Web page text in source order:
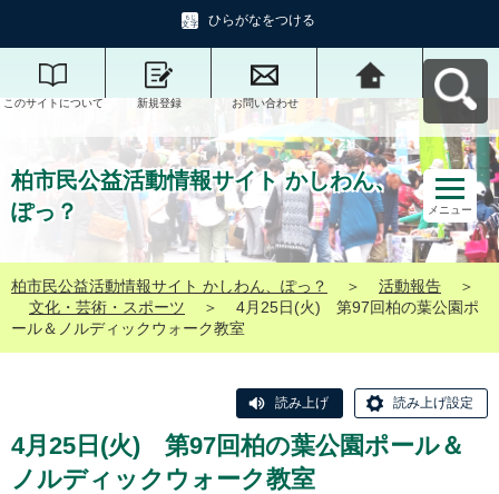
ひらがなをつける
このサイトについて 新規登録 お問い合わせ
柏市民公益活動情報
サイト かしわん、ぽ
っ？へ戻る
柏市民公益活動情報サイト かしわん、
ぽっ？
メニュー
柏市民公益活動情報サイト かしわん、ぽっ？ ＞ 活動報告
＞
文化・芸術・スポーツ
＞
4月25日(火) 第97回柏の葉公園ポ
ール＆ノルディックウォーク教室
読み上げ 読み上げ設定
4月25日(火) 第97回柏の葉公園ポール＆
ノルディックウォーク教室